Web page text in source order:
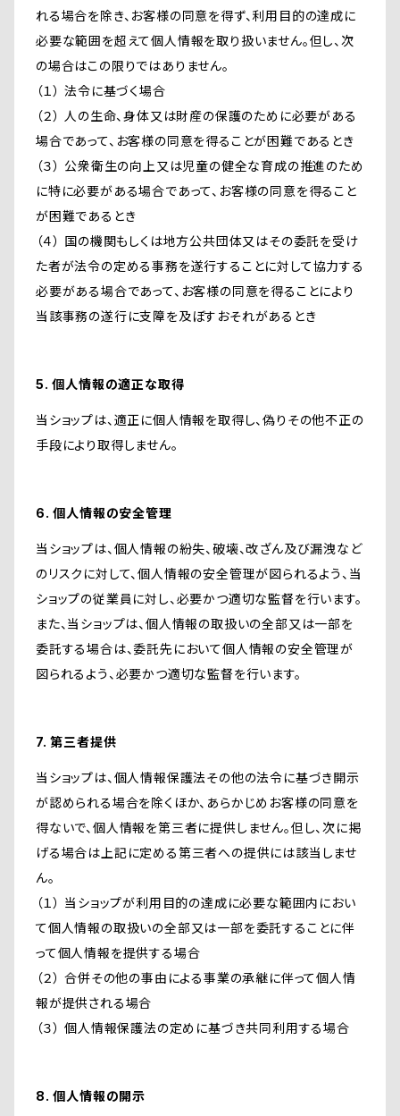
れる場合を除き、お客様の同意を得ず、利用目的の達成に
必要な範囲を超えて個人情報を取り扱いません。但し、次
の場合はこの限りではありません。
（１） 法令に基づく場合
（２） 人の生命、身体又は財産の保護のために必要がある
場合であって、お客様の同意を得ることが困難であるとき
（３） 公衆衛生の向上又は児童の健全な育成の推進のため
に特に必要がある場合であって、お客様の同意を得ること
が困難であるとき
（４） 国の機関もしくは地方公共団体又はその委託を受け
た者が法令の定める事務を遂行することに対して協力する
必要がある場合であって、お客様の同意を得ることにより
当該事務の遂行に支障を及ぼすおそれがあるとき
5. 個人情報の適正な取得
当ショップは、適正に個人情報を取得し、偽りその他不正の
手段により取得しません。
6. 個人情報の安全管理
当ショップは、個人情報の紛失、破壊、改ざん及び漏洩など
のリスクに対して、個人情報の安全管理が図られるよう、当
ショップの従業員に対し、必要かつ適切な監督を行います。
また、当ショップは、個人情報の取扱いの全部又は一部を
委託する場合は、委託先において個人情報の安全管理が
図られるよう、必要かつ適切な監督を行います。
7. 第三者提供
当ショップは、個人情報保護法その他の法令に基づき開示
が認められる場合を除くほか、あらかじめお客様の同意を
得ないで、個人情報を第三者に提供しません。但し、次に掲
げる場合は上記に定める第三者への提供には該当しませ
ん。
（１） 当ショップが利用目的の達成に必要な範囲内におい
て個人情報の取扱いの全部又は一部を委託することに伴
って個人情報を提供する場合
（２） 合併その他の事由による事業の承継に伴って個人情
報が提供される場合
（３） 個人情報保護法の定めに基づき共同利用する場合
8. 個人情報の開示